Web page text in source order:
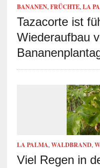
BANANEN, FRÜCHTE, LA
Tazacorte ist
Wiederaufbau
LA PALMA, WALDBRAND,
Viel Regen in